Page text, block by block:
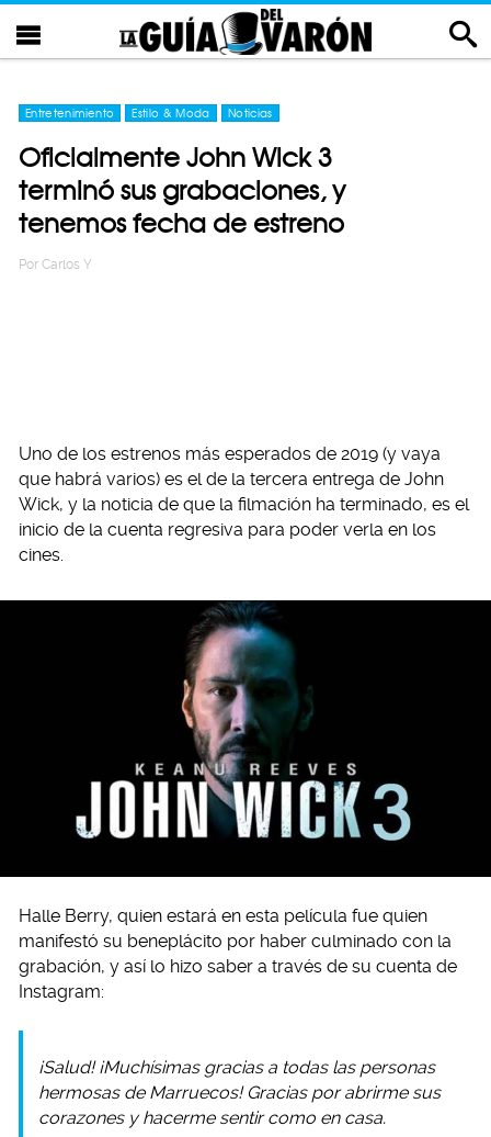
Entretenimiento Estilo & Moda Noticias
Oficialmente John Wick 3
terminó sus grabaciones, y
tenemos fecha de estreno
Por Carlos Y
Uno de los estrenos más esperados de 2019 (y vaya
que habrá varios) es el de la tercera entrega de John
Wick, y la noticia de que la filmación ha terminado, es el
inicio de la cuenta regresiva para poder verla en los
cines.
Halle Berry, quien estará en esta película fue quien
manifestó su beneplácito por haber culminado con la
grabación, y así lo hizo saber a través de su cuenta de
Instagram:
¡Salud! ¡Muchísimas gracias a todas las personas
hermosas de Marruecos! Gracias por abrirme sus
corazones y hacerme sentir como en casa.